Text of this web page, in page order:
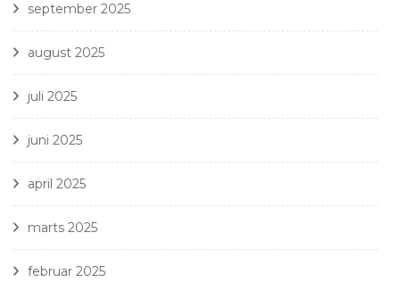
september 2025
august 2025
juli 2025
juni 2025
april 2025
marts 2025
februar 2025